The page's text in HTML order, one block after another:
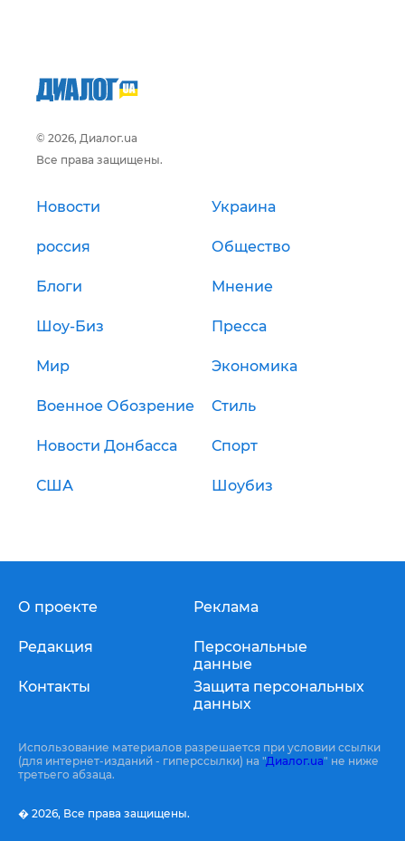
© 2026, Диалог.ua
Все права защищены.
Новости Украина
россия Общество
Блоги Мнение
Шоу-Биз Пресса
Мир Экономика
Военное Обозрение Стиль
Новости Донбасса Спорт
США Шоубиз
О проекте
Редакция
Контакты
Реклама
Персональные
данные
Защита персональных
данных
Использование материалов разрешается при условии ссылки
(для интернет-изданий - гиперссылки) на "Диалог.ua" не ниже
третьего абзаца.
� 2026, Все права защищены.